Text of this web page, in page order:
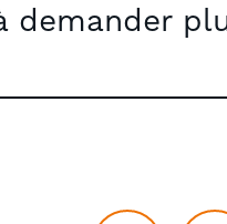
demander